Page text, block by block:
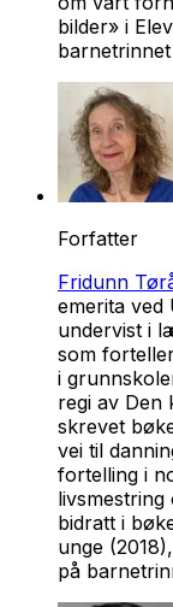
bilder» i
barnetrinnet
Forfatter
Fridunn
emerita ved
undervist i
som
i
regi av Den
skrevet
vei til
fortelling i
livsmestring
bidratt i
unge (2018),
på